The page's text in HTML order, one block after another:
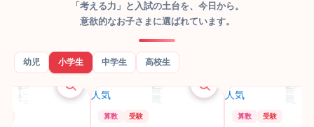
「考える力」と入試の土台を、今日から。
意欲的なお子さまに選ばれています。
幼児 小学生 中学生 高校生
人気 人気